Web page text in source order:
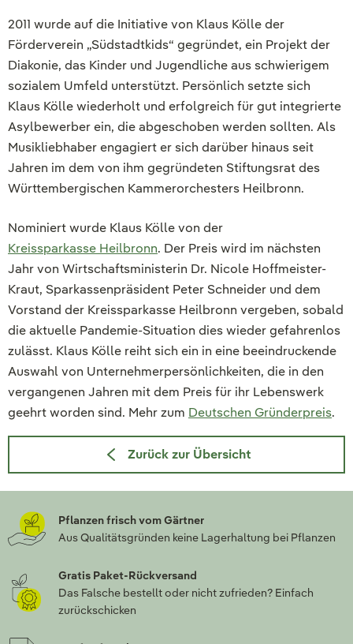
2011 wurde auf die Initiative von Klaus Kölle der
Förderverein „Südstadtkids“ gegründet, ein Projekt der
Diakonie, das Kinder und Jugendliche aus schwierigem
sozialem Umfeld unterstützt. Persönlich setzte sich
Klaus Kölle wiederholt und erfolgreich für gut integrierte
Asylbewerber ein, die abgeschoben werden sollten. Als
Musikliebhaber engagiert er sich darüber hinaus seit
Jahren im dem von ihm gegründeten Stiftungsrat des
Württembergischen Kammerorchesters Heilbronn.
Nominiert wurde Klaus Kölle von der
Kreissparkasse Heilbronn. Der Preis wird im nächsten
Jahr von Wirtschaftsministerin Dr. Nicole Hoffmeister-
Kraut, Sparkassenpräsident Peter Schneider und dem
Vorstand der Kreissparkasse Heilbronn vergeben, sobald
die aktuelle Pandemie-Situation dies wieder gefahrenlos
zulässt. Klaus Kölle reiht sich ein in eine beeindruckende
Auswahl von Unternehmerpersönlichkeiten, die in den
vergangenen Jahren mit dem Preis für ihr Lebenswerk
geehrt worden sind. Mehr zum Deutschen Gründerpreis.
Zurück zur Übersicht
Pflanzen frisch vom Gärtner
Aus Qualitätsgründen keine Lagerhaltung bei Pflanzen
Gratis Paket-Rückversand
Das Falsche bestellt oder nicht zufrieden? Einfach
zurückschicken